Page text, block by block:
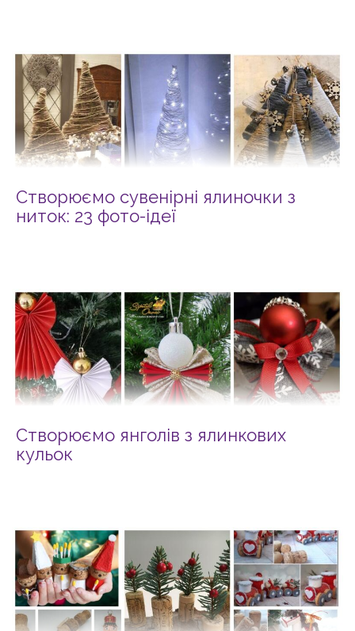
Створюємо сувенірні ялиночки з
ниток: 23 фото-ідеї
Створюємо янголів з ялинкових
кульок